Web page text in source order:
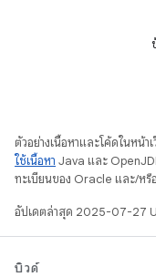
ตัวอย่างเนื้อหาและโค้ดในหน้
ใช้เนื้อหา Java และ
ทะเบียนของ Oracle และ/หรื
อัปเดตล่าสุด 2025-07-27
บิวด์